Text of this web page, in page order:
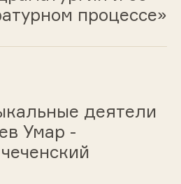
процессе»
деятели
Умар -